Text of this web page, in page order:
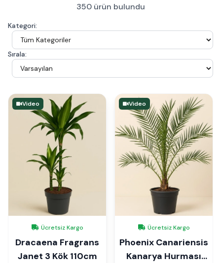
350 ürün bulundu
Kategori:
Sırala:
Video
Ücretsiz Kargo
Dracaena Fragrans
Janet 3 Kök 110cm
Video
Ücretsiz Kargo
Phoenix Canariensis
Kanarya Hurması